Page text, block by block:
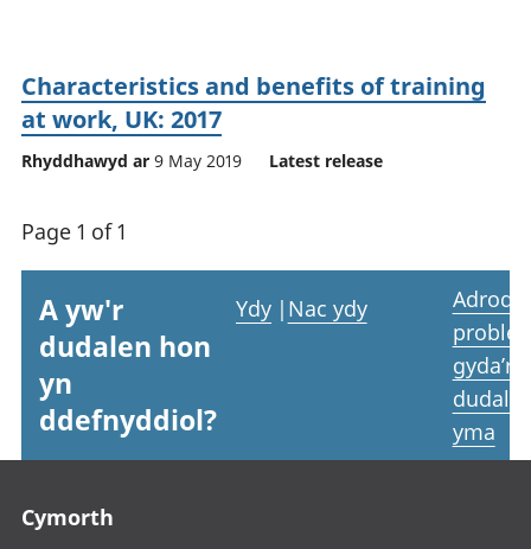
Characteristics and benefits of training
at work, UK: 2017
Rhyddhawyd ar 9 May 2019 Latest release
Page 1 of 1
A yw'r
dudalen hon
yn
ddefnyddiol?
Ydy | Nac ydy
Adrodd
gyda’r
yma
Cymorth